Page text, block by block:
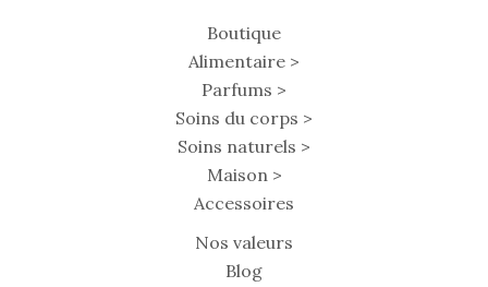
Boutique
Alimentaire >
Parfums >
Soins du corps >
Soins naturels >
Maison >
Accessoires
Nos valeurs
Blog